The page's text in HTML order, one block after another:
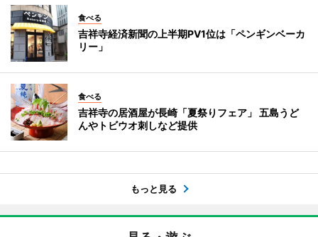
食べる
吉祥寺経済新聞の上半期PV1位は「ペンギンベーカ
リー」
食べる
吉祥寺の居酒屋が長崎「夏祭りフェア」 五島うど
んやトビウオ刺しなど提供
もっと見る